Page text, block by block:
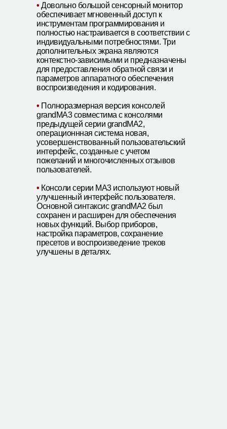
• Довольно большой сенсорный монитор
обеспечивает мгновенный доступ к
инструментам программирования и
полностью настраивается в соответствии с
индивидуальными потребностями. Три
дополнительных экрана являются
контекстно-зависимыми и предназначены
для предоставления обратной связи и
параметров аппаратного обеспечения
воспроизведения и кодирования.
• Полноразмерная версия консолей
grandMA3 совместима с консолями
предыдущей серии grandMA2,
операционнная система новая,
усовершенствованный пользовательский
интерфейс, созданные с учетом
пожеланий и многочисленных отзывов
пользователей.
• Консоли серии MA3 используют новый
улучшенный интерфейс пользователя.
Основной синтаксис grandMA2 был
сохранен и расширен для обеспечения
новых функций. Выбор приборов,
настройка параметров, сохранение
пресетов и воспроизведение треков
улучшены в деталях.